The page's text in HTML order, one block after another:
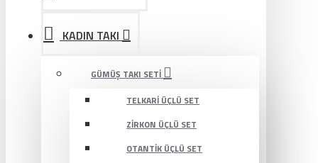
KADIN TAKI
GÜMÜŞ TAKI SETI
TELKARI ÜÇLÜ SET
ZIRKON ÜÇLÜ SET
OTANTIK ÜÇLÜ SET